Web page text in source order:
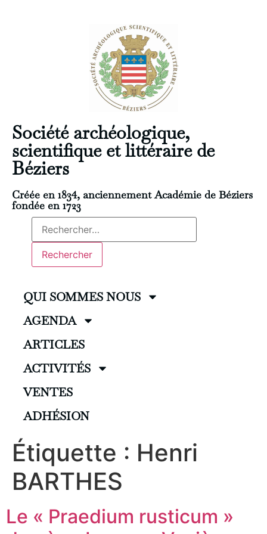
Société archéologique,
scientifique et littéraire de
Béziers
Créée en 1834, anciennement Académie de Béziers
fondée en 1723
QUI SOMMES NOUS
AGENDA
ARTICLES
ACTIVITÉS
VENTES
ADHÉSION
Étiquette : Henri
BARTHES
Le « Praedium rusticum »